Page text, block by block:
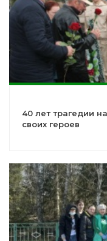
40 лет трагедии
своих героев